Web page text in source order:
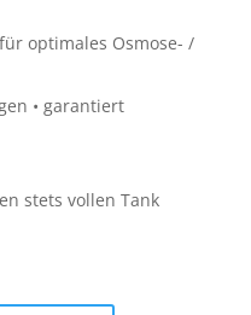
optimales Osmose- /
• garantiert
stets vollen Tank